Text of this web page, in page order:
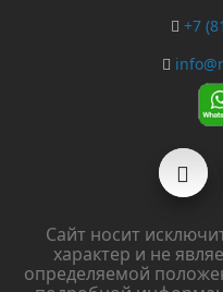
+7
Сайт носит
характер и не
определяемой